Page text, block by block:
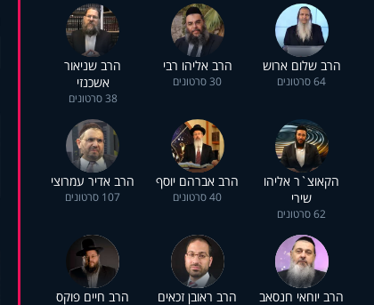
הרב שלום ארוש
64 סרטונים
הרב אליהו רבי
30 סרטונים
הרב שניאור
אשכנזי
38 סרטונים
הקאוצ`ר אליהו
שירי
62 סרטונים
הרב אברהם יוסף
40 סרטונים
הרב אדיר עמרוצי
107 סרטונים
הרב יוחאי חנסאב הרב ראובן זכאים הרב חיים פוקס